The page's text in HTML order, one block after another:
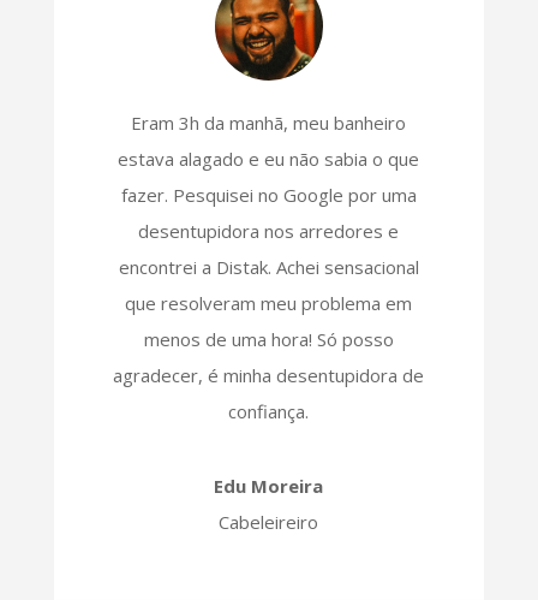
Eram 3h da manhã, meu banheiro
estava alagado e eu não sabia o que
fazer. Pesquisei no Google por uma
desentupidora nos arredores e
encontrei a Distak. Achei sensacional
que resolveram meu problema em
menos de uma hora! Só posso
agradecer, é minha desentupidora de
confiança.
Edu Moreira
Cabeleireiro